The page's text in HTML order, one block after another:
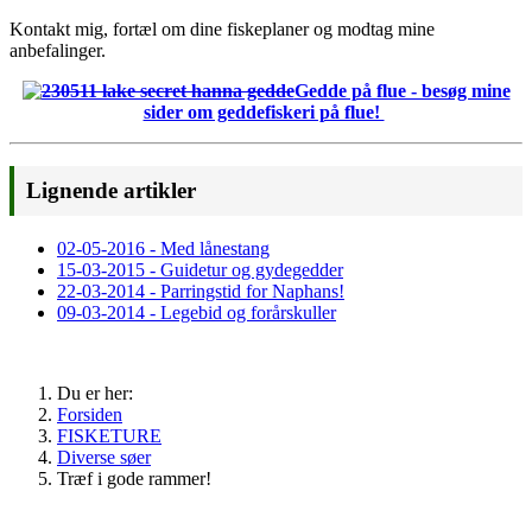
Kontakt mig, fortæl om dine fiskeplaner og modtag mine
anbefalinger.
Gedde på flue - besøg mine
sider om geddefiskeri på flue!
Lignende artikler
02-05-2016 - Med lånestang
15-03-2015 - Guidetur og gydegedder
22-03-2014 - Parringstid for Naphans!
09-03-2014 - Legebid og forårskuller
Du er her:
Forsiden
FISKETURE
Diverse søer
Træf i gode rammer!